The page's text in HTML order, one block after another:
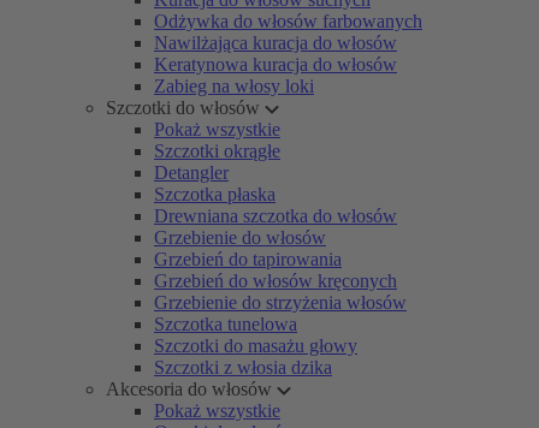
Odżywka do włosów farbowanych
Nawilżająca kuracja do włosów
Keratynowa kuracja do włosów
Zabieg na włosy loki
Szczotki do włosów
Pokaż wszystkie
Szczotki okrągłe
Detangler
Szczotka płaska
Drewniana szczotka do włosów
Grzebienie do włosów
Grzebień do tapirowania
Grzebień do włosów kręconych
Grzebienie do strzyżenia włosów
Szczotka tunelowa
Szczotki do masażu głowy
Szczotki z włosia dzika
Akcesoria do włosów
Pokaż wszystkie